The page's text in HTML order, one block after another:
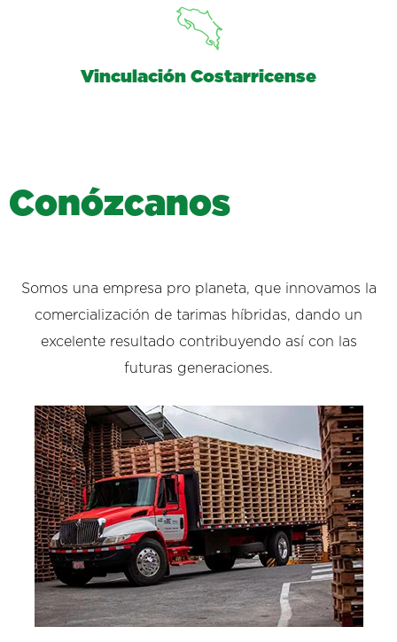
Vinculación Costarricense
Conózcanos
Somos una empresa pro planeta, que innovamos la
comercialización de tarimas híbridas, dando un
excelente resultado contribuyendo así con las
futuras generaciones.